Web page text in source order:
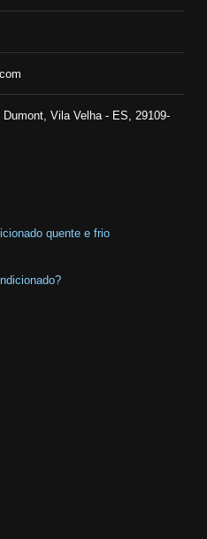
Vila Velha - ES, 29109-
quente e frio